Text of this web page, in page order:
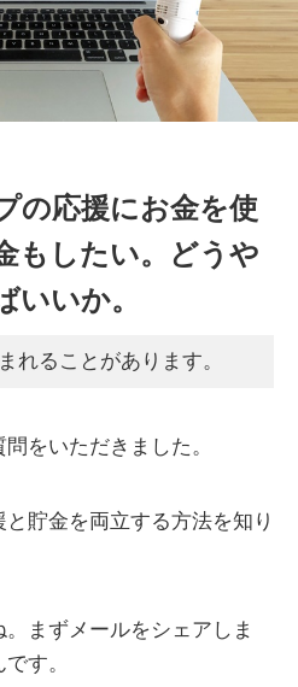
の応援にお金を使
もしたい。どうや
いいか。
れることがあります。
をいただきました。
貯金を両立する方法を知り
まずメールをシェアしま
す。